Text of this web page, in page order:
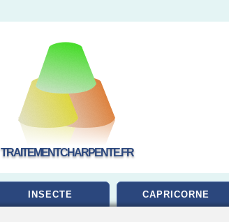
TRAITEMENTCHARPENTE.FR
INSECTE CAPRICORNE